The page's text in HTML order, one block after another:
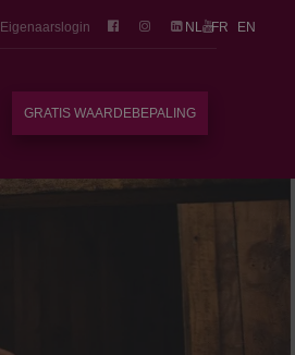
Eigenaarslogin NL FR EN
GRATIS WAARDEBEPALING